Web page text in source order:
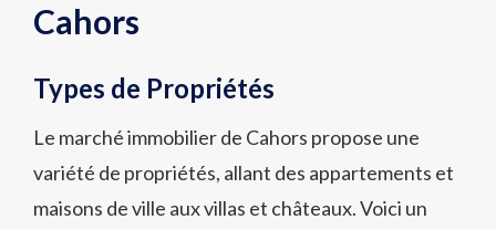
Cahors
Types de Propriétés
Le marché immobilier de Cahors propose une
variété de propriétés, allant des appartements et
maisons de ville aux villas et châteaux. Voici un